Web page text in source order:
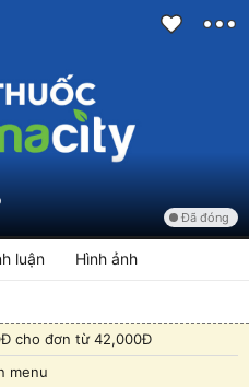
Đã đóng
luận Hình ảnh
cho đơn từ 42,000Đ
menu